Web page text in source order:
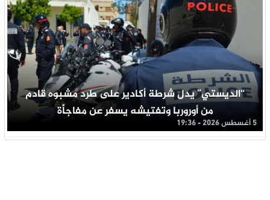
“الديستي” يدل شرطة أكادير على طرد مشبوه قادم
من أوروربا وتفتيشه يسفر عن مفاجأة
5 أغسطس 2026 - 19:36